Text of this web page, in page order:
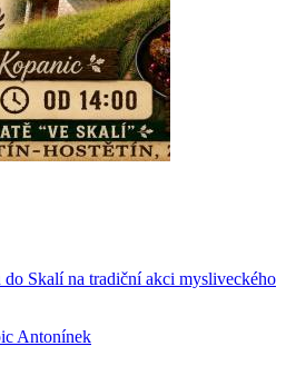
Skalí na tradiční akci mysliveckého